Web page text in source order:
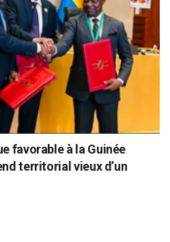
favorable à la Guinée
territorial vieux d’un